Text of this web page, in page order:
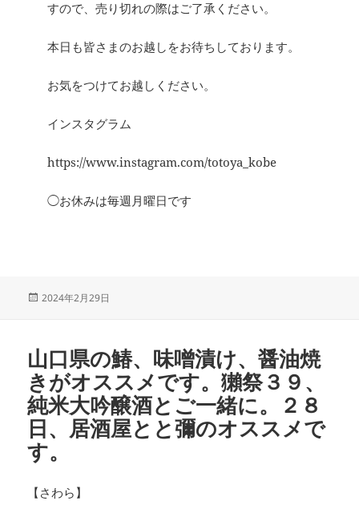
すので、売り切れの際はご了承ください。
本日も皆さまのお越しをお待ちしております。
お気をつけてお越しください。
インスタグラム
https://www.instagram.com/totoya_kobe
◯お休みは毎週月曜日です
投
2024年2月29日
山口県の鰆、味噌漬け、醤油焼
きがオススメです。獺祭３９、
純米大吟醸酒とご一緒に。２８
日、居酒屋とと彌のオススメで
す。
【さわら】